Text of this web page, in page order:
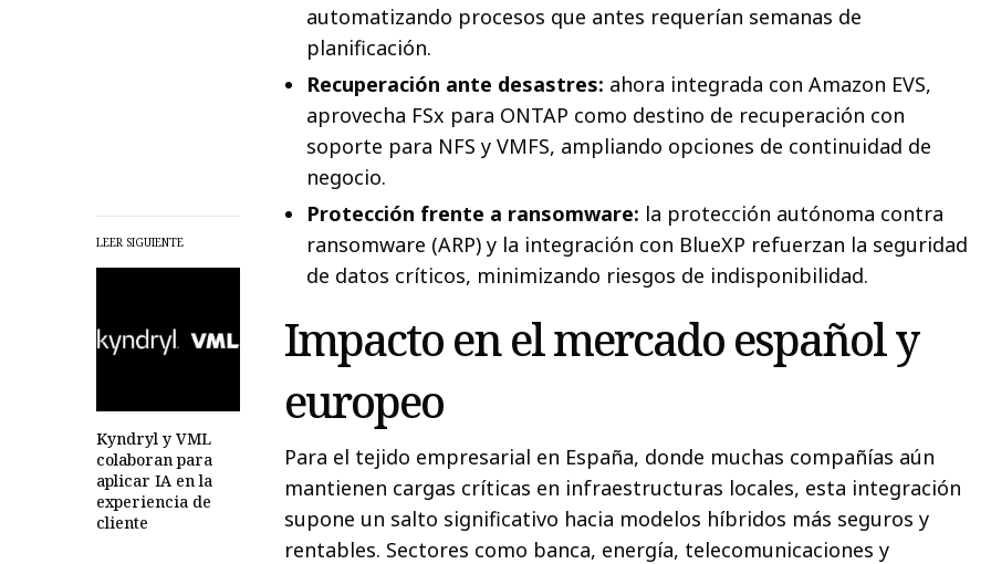
LEER SIGUIENTE
Kyndryl y VML
colaboran para
aplicar IA en la
experiencia de
cliente
automatizando procesos que antes requerían semanas de
planificación.
Recuperación ante desastres: ahora integrada con Amazon EVS,
aprovecha FSx para ONTAP como destino de recuperación con
soporte para NFS y VMFS, ampliando opciones de continuidad de
negocio.
Protección frente a ransomware: la protección autónoma contra
ransomware (ARP) y la integración con BlueXP refuerzan la seguridad
de datos críticos, minimizando riesgos de indisponibilidad.
Impacto en el mercado español y
europeo
Para el tejido empresarial en España, donde muchas compañías aún
mantienen cargas críticas en infraestructuras locales, esta integración
supone un salto significativo hacia modelos híbridos más seguros y
rentables. Sectores como banca, energía, telecomunicaciones y